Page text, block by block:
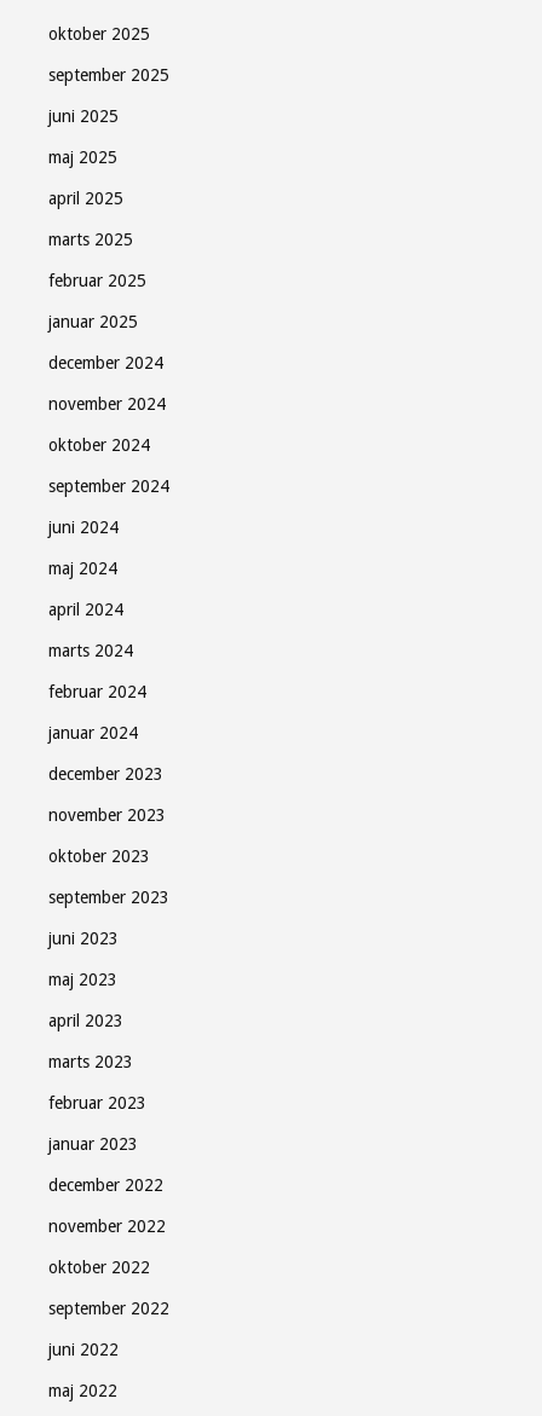
oktober 2025
september 2025
juni 2025
maj 2025
april 2025
marts 2025
februar 2025
januar 2025
december 2024
november 2024
oktober 2024
september 2024
juni 2024
maj 2024
april 2024
marts 2024
februar 2024
januar 2024
december 2023
november 2023
oktober 2023
september 2023
juni 2023
maj 2023
april 2023
marts 2023
februar 2023
januar 2023
december 2022
november 2022
oktober 2022
september 2022
juni 2022
maj 2022